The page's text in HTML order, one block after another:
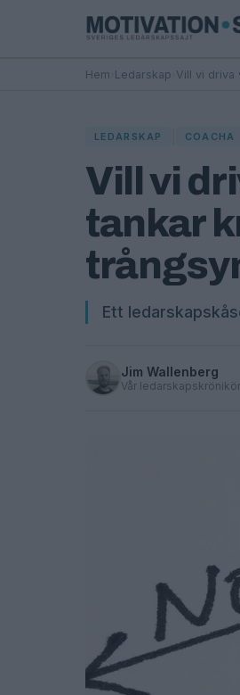
Hem Ledarskap Vill vi driva
LEDARSKAP COACHA
Vill vi
tankar
Ett
Jim Wallenberg
Vår ledarskapskrönikör